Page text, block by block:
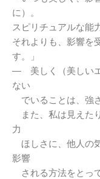
に）。
スピリチュアルな能
それよりも、影響を
す。」
― 美しく（美しいエ
ない
でいることは、強
また、私は見えた
力
ほしさに、他人の
影響
される方法をとっ